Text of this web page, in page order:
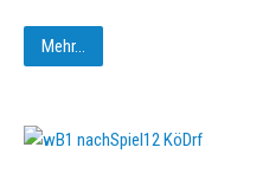
Mehr...